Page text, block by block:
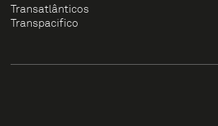
Transatlânticos
Transpacífico